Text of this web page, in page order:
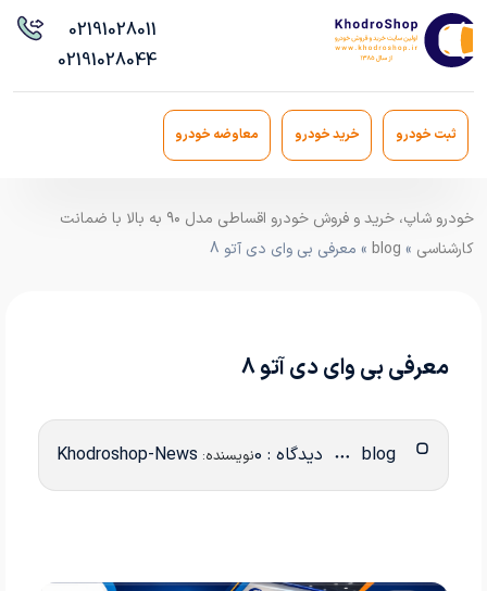
02191028011
02191028044
ثبت خودرو خرید خودرو معاوضه خودرو
خودرو شاپ، خرید و فروش خودرو اقساطی مدل ۹۰ به بالا با ضمانت
کارشناسی »
blog » معرفی بی وای دی آتو 8
معرفی بی وای دی آتو 8
دیدگاه : 0 نویسنده: Khodroshop-News